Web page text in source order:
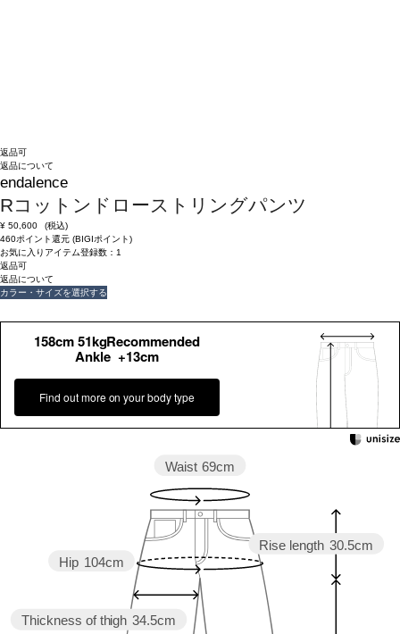
返品可
返品について
endalence
Rコットンドローストリングパンツ
¥ 50,600
(税込)
460ポイント還元 (BIGIポイント)
お気に入りアイテム登録数： 1
返品可
返品について
カラー・サイズを選択する
158cm 51kgRecommended
Ankle +13cm
Find out more on your body type
Rise length 30.5cm
Thickness of thigh 34.5cm
Hip 104cm
Waist 69cm